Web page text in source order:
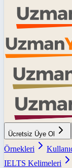
Ücretsiz Üye Ol
Örnekleri
IELTS Kelimeleri